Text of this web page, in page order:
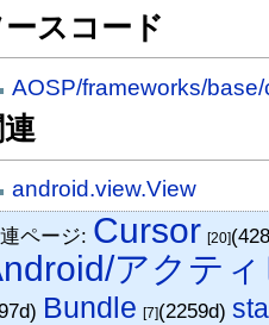
ースコード
AOSP/frameworks/
android.view.View
ページ: Cursor [20]
アクテ
Bundle [7](2259d)